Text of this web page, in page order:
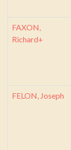
FAXON,
Richard+
FELON, Joseph